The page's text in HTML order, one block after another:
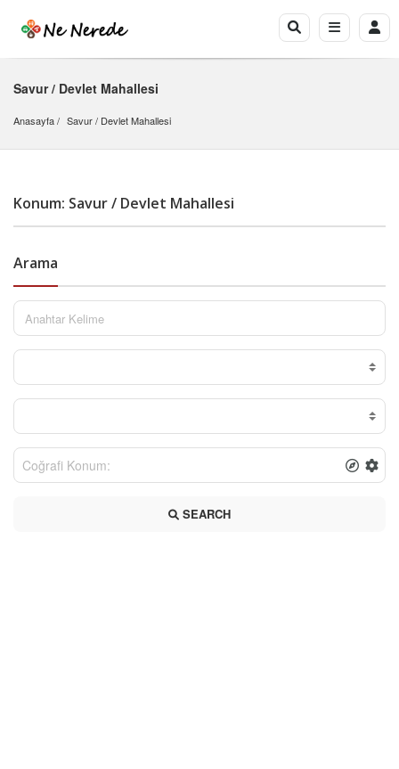
Savur / Devlet Mahallesi
Anasayfa Savur / Devlet Mahallesi
Konum: Savur / Devlet Mahallesi
Arama
SEARCH